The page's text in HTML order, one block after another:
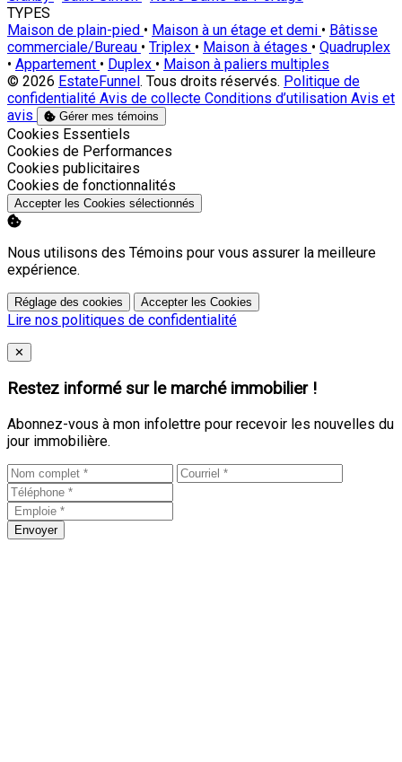
TYPES
Maison de plain-pied • Maison à un étage et demi • Bâtisse
commerciale/Bureau • Triplex • Maison à étages • Quadruplex
• Appartement • Duplex • Maison à paliers multiples
© 2026 EstateFunnel . Tous droits réservés. Politique de
confidentialité Avis de collecte Conditions d’utilisation Avis et
avis
Gérer mes témoins
Activer
Cookies Essentiels
Activer
Cookies de Performances
Activer
Cookies publicitaires
Activer
Cookies de fonctionnalités
Accepter les Cookies sélectionnés
Nous utilisons des Témoins pour vous assurer la meilleure
expérience.
Réglage des cookies Accepter les Cookies
Lire nos politiques de confidentialité
Close
✕
Restez informé sur le marché immobilier !
Abonnez-vous à mon infolettre pour recevoir les nouvelles du
jour immobilière.
Envoyer